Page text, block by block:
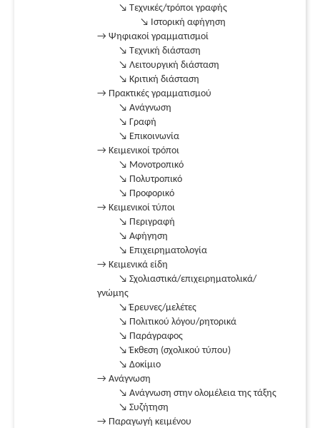
↘ Τεχνικές/τρόποι γραφής
↘ Ιστορική αφήγηση
→ Ψηφιακοί γραμματισμοί
↘ Τεχνική διάσταση
↘ Λειτουργική διάσταση
↘ Κριτική διάσταση
→ Πρακτικές γραμματισμού
↘ Ανάγνωση
↘ Γραφή
↘ Επικοινωνία
→ Κειμενικοί τρόποι
↘ Μονοτροπικό
↘ Πολυτροπικό
↘ Προφορικό
→ Κειμενικοί τύποι
↘ Περιγραφή
↘ Αφήγηση
↘ Επιχειρηματολογία
→ Κειμενικά είδη
↘ Σχολιαστικά/επιχειρηματολικά/
γνώμης
↘ Έρευνες/μελέτες
↘ Πολιτικού λόγου/ρητορικά
↘ Παράγραφος
↘ Έκθεση (σχολικού τύπου)
↘ Δοκίμιο
→ Ανάγνωση
↘ Ανάγνωση στην ολομέλεια της τάξης
↘ Συζήτηση
→ Παραγωγή κειμένου